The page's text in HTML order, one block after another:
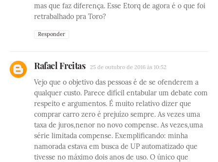
mas que faz diferença. Esse Etorq de agora é o que foi
retrabalhado pra Toro?
Responder
Rafael Freitas 25 de outubro de 2016 às 10:52
Vejo que o objetivo das pessoas é de se ofenderem a
qualquer custo. Parece difícil entabular um debate com
respeito e argumentos. É muito relativo dizer que
comprar carro zero é prejuízo sempre. As vezes uma
taxa de juros,nenor no novo compense. As vezes,uma
série limitada compense. Exemplificando: minha
namorada estava em busca de UP automatizado que
tivesse no máximo dois anos de uso. O único que